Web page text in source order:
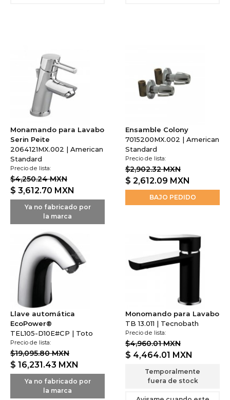
Monamando para Lavabo
Serin Peite
2064121MX.002 | American
Standard
Precio de lista:
$4,250.24 MXN
$ 3,612.70 MXN
Ya no fabricado por
la marca
Ensamble Colony
7015200MX.002 | American
Standard
Precio de lista:
$2,902.32 MXN
$ 2,612.09 MXN
BAJO PEDIDO
Llave automática
EcoPower®
TEL105-D10E#CP | Toto
Precio de lista:
$19,095.80 MXN
$ 16,231.43 MXN
Ya no fabricado por
la marca
Monomando para Lavabo
TB 13.011 | Tecnobath
Precio de lista:
$4,960.01 MXN
$ 4,464.01 MXN
Temporalmente
fuera de stock